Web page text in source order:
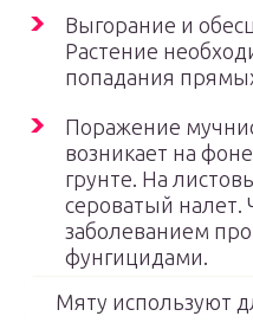
Выгорание и
Растение
попадания
Поражение
возникает на
грунте. На
сероватый налет.
заболеванием
фунгицидами.
Мяту используют